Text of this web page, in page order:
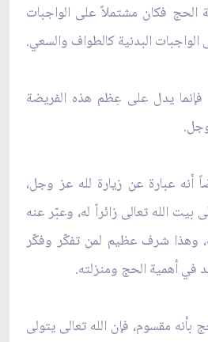
فكان مشتملاً على الواجبات
الواجبات البدنية كالطواف والسعي.
يدل على عِظم هذه الفريضة
أنه عبارة عن زيارة لله عز وجل،
بيت الله تعالى زائراً له، وعبّر عنه
وهذا شرف عظيم لمن تفكّر وفكّر
في أهمية الحج ومنزلته.
بأنه مقسوم، فإن الله تعالى يتولى